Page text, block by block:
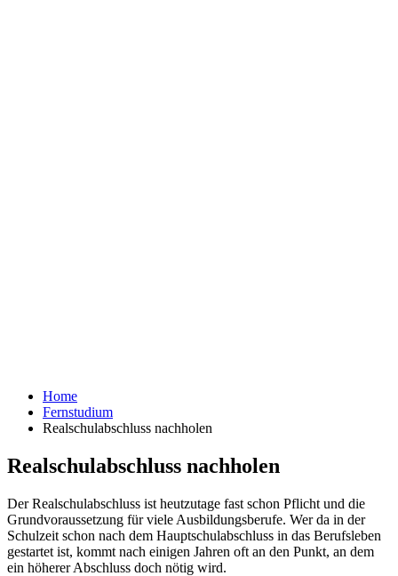
Home
Fernstudium
Realschulabschluss nachholen
Realschulabschluss nachholen
Der Realschulabschluss ist heutzutage fast schon Pflicht und die
Grundvoraussetzung für viele Ausbildungsberufe. Wer da in der
Schulzeit schon nach dem Hauptschulabschluss in das Berufsleben
gestartet ist, kommt nach einigen Jahren oft an den Punkt, an dem
ein höherer Abschluss doch nötig wird.